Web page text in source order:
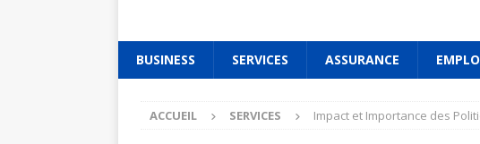
BUSINESS SERVICES ASSURANCE
ACCUEIL SERVICES Impact et Importance des